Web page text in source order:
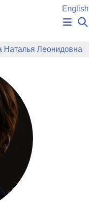
English
Наталья Леонидовна